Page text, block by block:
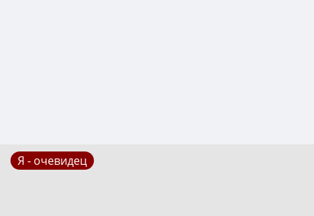
Я - очевидец